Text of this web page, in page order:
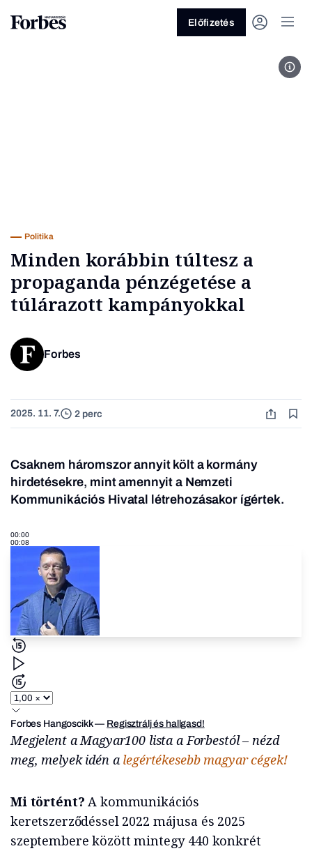
Előfizetés
Politika
Minden korábbin túltesz a
propaganda pénzégetése a
túlárazott kampányokkal
Forbes
2025. 11. 7. 2 perc
Csaknem háromszor annyit költ a kormány
hirdetésekre, mint amennyit a Nemzeti
Kommunikációs Hivatal létrehozásakor ígértek.
00:00
00:08
Forbes Hangoscikk— Regisztrálj és hallgasd!
Megjelent a Magyar100 lista a Forbestól – nézd
meg, melyek idén a legértékesebb magyar cégek!
Mi történt? A kommunikációs
keretszerződéssel 2022 májusa és 2025
szeptembere között mintegy 440 konkrét